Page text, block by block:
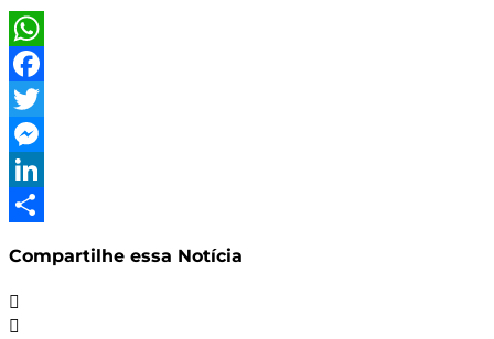
WhatsApp
Facebook
Twitter
Messenger
LinkedIn
Compartilhe essa Notícia